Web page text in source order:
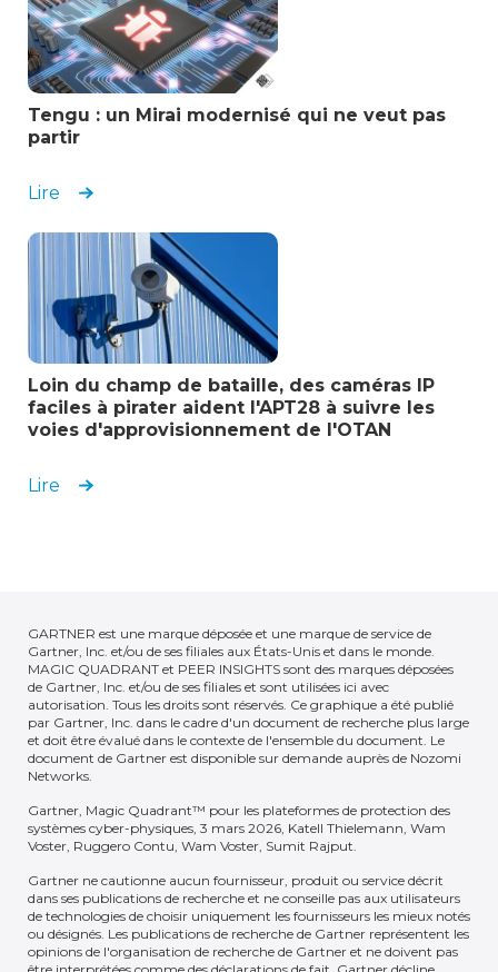
Tengu : un Mirai modernisé qui ne veut pas
partir
Lire
Loin du champ de bataille, des caméras IP
faciles à pirater aident l'APT28 à suivre les
voies d'approvisionnement de l'OTAN
Lire
GARTNER est une marque déposée et une marque de service de
Gartner, Inc. et/ou de ses filiales aux États-Unis et dans le monde.
MAGIC QUADRANT et PEER INSIGHTS sont des marques déposées
de Gartner, Inc. et/ou de ses filiales et sont utilisées ici avec
autorisation. Tous les droits sont réservés. Ce graphique a été publié
par Gartner, Inc. dans le cadre d'un document de recherche plus large
et doit être évalué dans le contexte de l'ensemble du document. Le
document de Gartner est disponible sur demande auprès de Nozomi
Networks.
Gartner, Magic Quadrant™ pour les plateformes de protection des
systèmes cyber-physiques, 3 mars 2026, Katell Thielemann, Wam
Voster, Ruggero Contu, Wam Voster, Sumit Rajput.
Gartner ne cautionne aucun fournisseur, produit ou service décrit
dans ses publications de recherche et ne conseille pas aux utilisateurs
de technologies de choisir uniquement les fournisseurs les mieux notés
ou désignés. Les publications de recherche de Gartner représentent les
opinions de l'organisation de recherche de Gartner et ne doivent pas